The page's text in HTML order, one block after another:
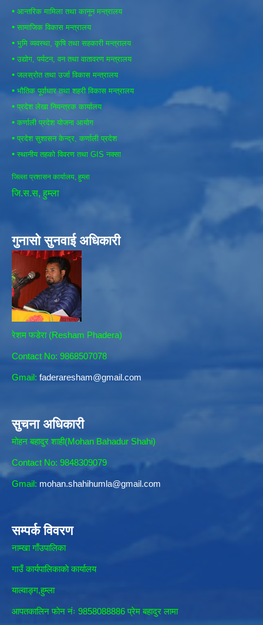
• आन्तरिक मामिला तथा कानून मन्त्रालय
• सामाजिक विकास मन्त्रालय
• भुमि व्यवस्था, कृषि तथा सहकारी मन्त्रालय
• उद्योग, पर्यटन, वन तथा वातावरण मन्त्रालय
• जलस्रोत तथा उर्जा विकास मन्त्रालय
• भौतिक पूर्वाधार तथा शहरी विकास मन्त्रालय
• प्रदेश लेखा नियन्त्रक कार्यालय
• कर्णाली प्रदेश योजना आयोग
• प्रदेश सुशासन केन्द्र, कर्णाली प्रदेश
• स्थानीय तहको विवरण तथा GIS नक्सा
जिल्ला प्रशासन कार्यालय, हुम्ला
जि.स.स, हुम्ला
गुनासो सुनवाई अधिकारी
रेशम फडेरा (Resham Phadera)
Contact No: 9868507078
Gmail: faderaresham@gmail.com
सुचना अधिकारी
मोहन बहादुर शाही(Mohan Bahadur Shahi)
Contact No: 9848309079
Gmail: mohan.shahihumla@gmail.com
सम्पर्क विवरण
नाम्खा गाँउपालिका
गाउँ कार्यपालिकाकाे कार्यालय
याल्वाङ्ग,हुम्ला
आपतकालिन फाेन नंः 9858088886 प्रेम बहादुर लामा